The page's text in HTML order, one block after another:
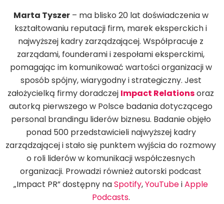
Marta Tyszer– ma blisko 20 lat doświadczenia w
kształtowaniu reputacji firm, marek eksperckich i
najwyższej kadry zarządzającej. Współpracuje z
zarządami, founderami i zespołami eksperckimi,
pomagając im komunikować wartości organizacji w
sposób spójny, wiarygodny i strategiczny. Jest
założycielką firmy doradczej Impact Relationsoraz
autorką pierwszego w Polsce badania dotyczącego
personal brandingu liderów biznesu. Badanie objęło
ponad 500 przedstawicieli najwyższej kadry
zarządzającej i stało się punktem wyjścia do rozmowy
o roli liderów w komunikacji współczesnych
organizacji. Prowadzi również autorski podcast
„Impact PR” dostępny naSpotify,YouTubeiApple
Podcasts.